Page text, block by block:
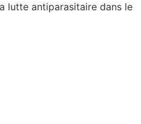
lutte antiparasitaire dans le